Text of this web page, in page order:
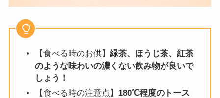
【食べる時のお供】 緑茶、ほうじ茶、紅茶
のような味わいの濃くない飲み物が良いで
しょう！
【食べる時の注意点】 180℃程度のトース